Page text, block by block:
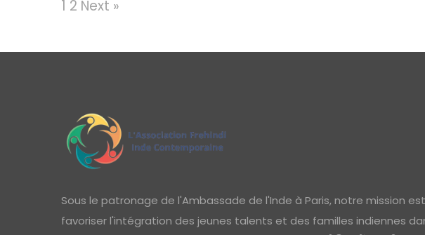
1 2 Next »
Sous le patronage de l'Ambassade de l'Inde à Paris, notre mission
favoriser l'intégration des jeunes talents et des familles indiennes